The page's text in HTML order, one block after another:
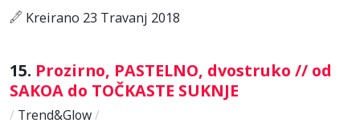
Kreirano 23 Travanj 2018
15. Prozirno, PASTELNO, dvostruko // od
SAKOA do TOČKASTE SUKNJE
/ Trend&Glow/